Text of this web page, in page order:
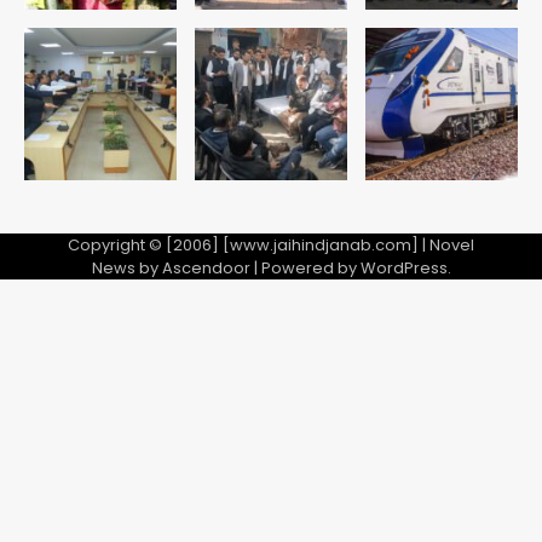
Copyright © [2006] [www.jaihindjanab.com] | Novel
News byAscendoor| Powered byWordPress.